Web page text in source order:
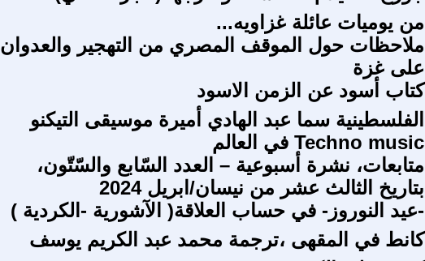
من يوميات عائلة غزاويه...
ملاحظات حول الموقف المصري من التهجير والعدوان
على غزة
كتاب أسود عن الزمن الاسود
الفلسطينية سما عبد الهادي أميرة موسيقى التيكنو
Techno music في العالم
متابعات، نشرة أسبوعية – العدد السّابع والسّتّون،
بتاريخ الثالث عشر من نيسان/ابريل 2024
-عيد النوروز- في حساب العلاقة( الآشورية -الكردية )
كانط في المقهى ،ترجمة محمد عبد الكريم يوسف